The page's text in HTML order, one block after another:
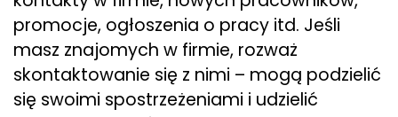
promocje, ogłoszenia o pracy itd. Jeśli
masz znajomych w firmie, rozważ
skontaktowanie się z nimi – mogą podzielić
się swoimi spostrzeżeniami i udzielić